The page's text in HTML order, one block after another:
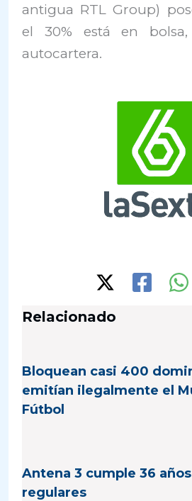
antigua RTL Group)
el 30% está en
autocartera.
Relacionado
Bloquean casi 400
emitían ilegalmente el
Fútbol
Antena 3 cumple 36
regulares